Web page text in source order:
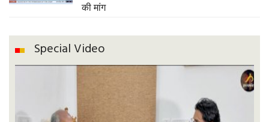
की मांग
Special Video